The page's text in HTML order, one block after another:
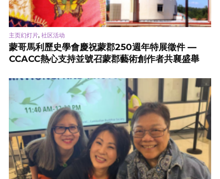
主页幻灯片, 社区活动
蒙哥馬利歷史學會慶祝蒙郡250週年特展徵件 —
CCACC熱心支持並號召蒙郡藝術創作者共襄盛舉